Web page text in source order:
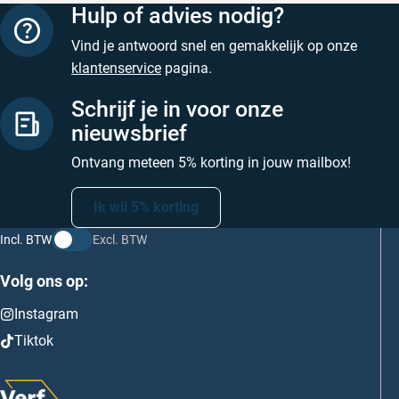
Hulp of advies nodig?
Vind je antwoord snel en gemakkelijk op onze
klantenservice pagina.
Schrijf je in voor onze
nieuwsbrief
Ontvang meteen 5% korting in jouw mailbox!
Ik wil 5% korting
Incl. BTW Excl. BTW
Volg ons op:
Instagram
Tiktok